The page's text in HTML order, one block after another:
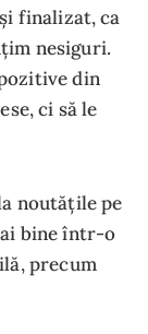
finalizat, ca
nesiguri.
din
ci să le
noutățile pe
bine într-o
precum